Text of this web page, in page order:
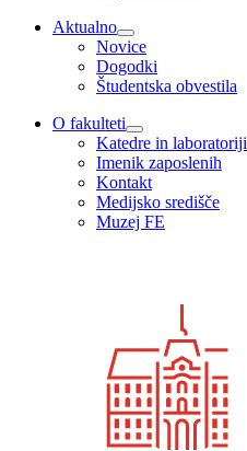
Aktualno
Novice
Dogodki
Študentska obvestila
O fakulteti
Katedre in laboratoriji
Imenik zaposlenih
Kontakt
Medijsko središče
Muzej FE